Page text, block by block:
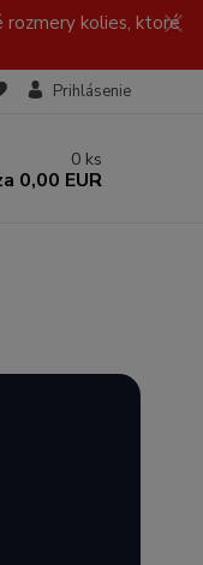
rozmery kolies, ktoré
Prihlásenie
0 ks
0,00 EUR